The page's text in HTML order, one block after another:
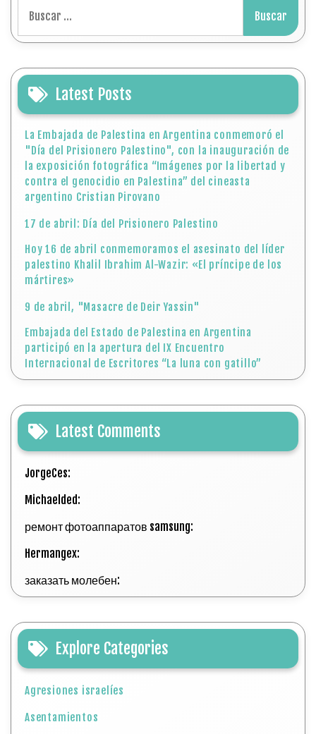
Latest Posts
La Embajada de Palestina en Argentina conmemoró el
"Día del Prisionero Palestino", con la inauguración de
la exposición fotográfica “Imágenes por la libertad y
contra el genocidio en Palestina” del cineasta
argentino Cristian Pirovano
17 de abril: Día del Prisionero Palestino
Hoy 16 de abril conmemoramos el asesinato del líder
palestino Khalil Ibrahim Al-Wazir: «El príncipe de los
mártires»
9 de abril, "Masacre de Deir Yassin"
Embajada del Estado de Palestina en Argentina
participó en la apertura del IX Encuentro
Internacional de Escritores “La luna con gatillo”
Latest Comments
JorgeCes:
Michaelded:
ремонт фотоаппаратов samsung:
Hermangex:
заказать молебен:
Explore Categories
Agresiones israelíes
Asentamientos